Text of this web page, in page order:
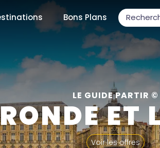
Bons Plans
LE GUIDE PARTIR ©
ET
Voir les offres
populaires
mois